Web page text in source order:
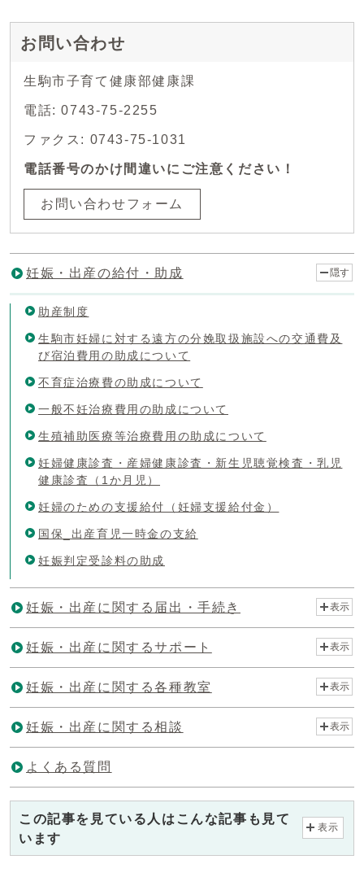
お問い合わせ
生駒市子育て健康部健康課
電話: 0743-75-2255
ファクス: 0743-75-1031
電話番号のかけ間違いにご注意ください！
お問い合わせフォーム
妊娠・出産の給付・助成 隠す
助産制度
生駒市妊婦に対する遠方の分娩取扱施設への交通費及
び宿泊費用の助成について
不育症治療費の助成について
一般不妊治療費用の助成について
生殖補助医療等治療費用の助成について
妊婦健康診査・産婦健康診査・新生児聴覚検査・乳児
健康診査（1か月児）
妊婦のための支援給付（妊婦支援給付金）
国保_出産育児一時金の支給
妊娠判定受診料の助成
妊娠・出産に関する届出・手続き 表示
妊娠・出産に関するサポート 表示
妊娠・出産に関する各種教室 表示
妊娠・出産に関する相談 表示
よくある質問
この記事を見ている人はこんな記事も見て
います
表示